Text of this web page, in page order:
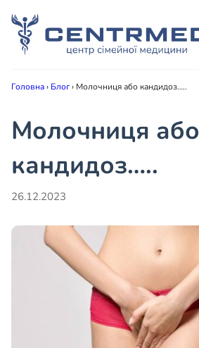
Головна› Блог› Молочниця або кандидоз…..
Молочниця або
кандидоз…..
26.12.2023